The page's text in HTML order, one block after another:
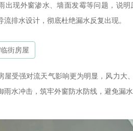
出现外窗渗水、墙面发霉等问题，说
流排水设计，彻底杜绝漏水反复出现。
街房屋
屋受强对流天气影响更为明显，风力大
雨水冲击，筑牢外窗防水防线，避免漏